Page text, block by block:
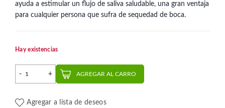
ayuda a estimular un flujo de saliva saludable, una gran ventaja
para cualquier persona que sufra de sequedad de boca.
Hay existencias
Enjuague bucal limón menta 88 ml | Oxyfresh cantidad
AGREGAR AL CARRO
Agregar a lista de deseos